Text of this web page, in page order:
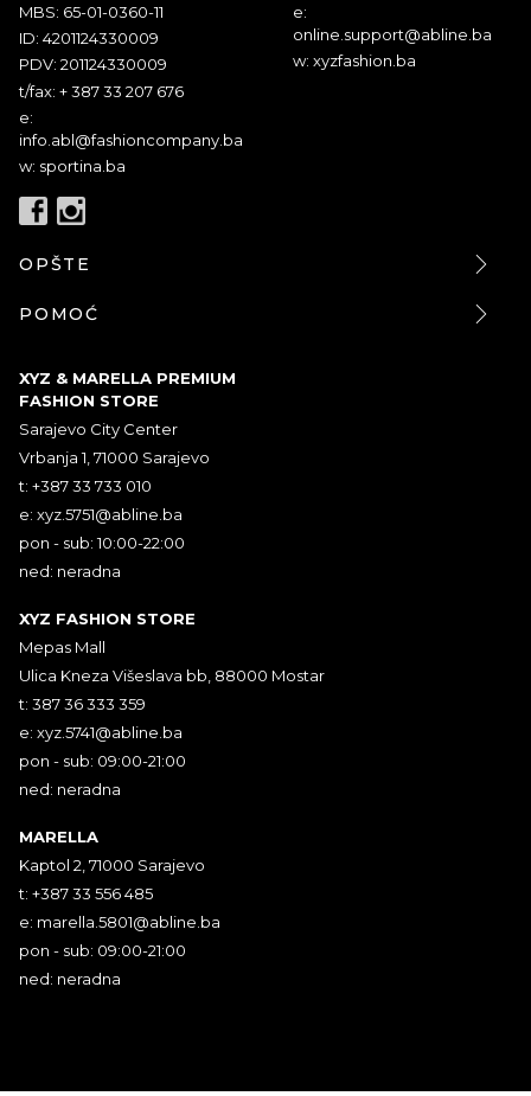
MBS: 65-01-0360-11
ID: 4201124330009
PDV: 201124330009
t/fax: + 387 33 207 676
e:
info.abl@fashioncompany.ba
w: sportina.ba
e:
online.support@abline.ba
w: xyzfashion.ba
OPŠTE
POMOĆ
XYZ & MARELLA PREMIUM
FASHION STORE
Sarajevo City Center
Vrbanja 1, 71000 Sarajevo
t: +387 33 733 010
e: xyz.5751@abline.ba
pon - sub: 10:00-22:00
ned: neradna
XYZ FASHION STORE
Mepas Mall
Ulica Kneza Višeslava bb, 88000 Mostar
t: 387 36 333 359
e: xyz.5741@abline.ba
pon - sub: 09:00-21:00
ned: neradna
MARELLA
Kaptol 2, 71000 Sarajevo
t: +387 33 556 485
e: marella.5801@abline.ba
pon - sub: 09:00-21:00
ned: neradna